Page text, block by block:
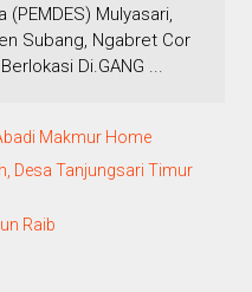
Mulyasari,
Subang, Ngabret Cor
Di.GANG ...
Makmur Home
Desa Tanjungsari Timur
Raib